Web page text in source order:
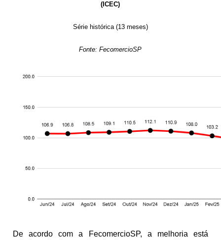
(ICEC)
Série histórica (13 meses)
Fonte: FecomercioSP
De acordo com a FecomercioSP, a melhoria está